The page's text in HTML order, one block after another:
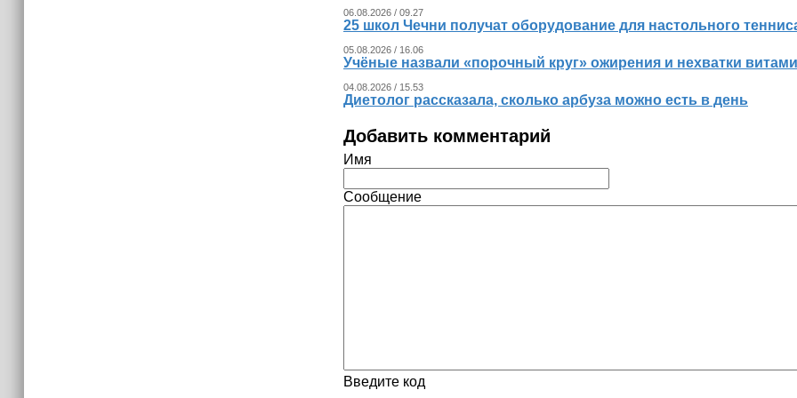
06.08.2026 / 09.27
25 школ Чечни получат оборудование для настольного
05.08.2026 / 16.06
Учёные назвали «порочный круг» ожирения и нехватки
04.08.2026 / 15.53
Диетолог рассказала, сколько арбуза можно есть в день
Добавить комментарий
Имя
Сообщение
Введите код